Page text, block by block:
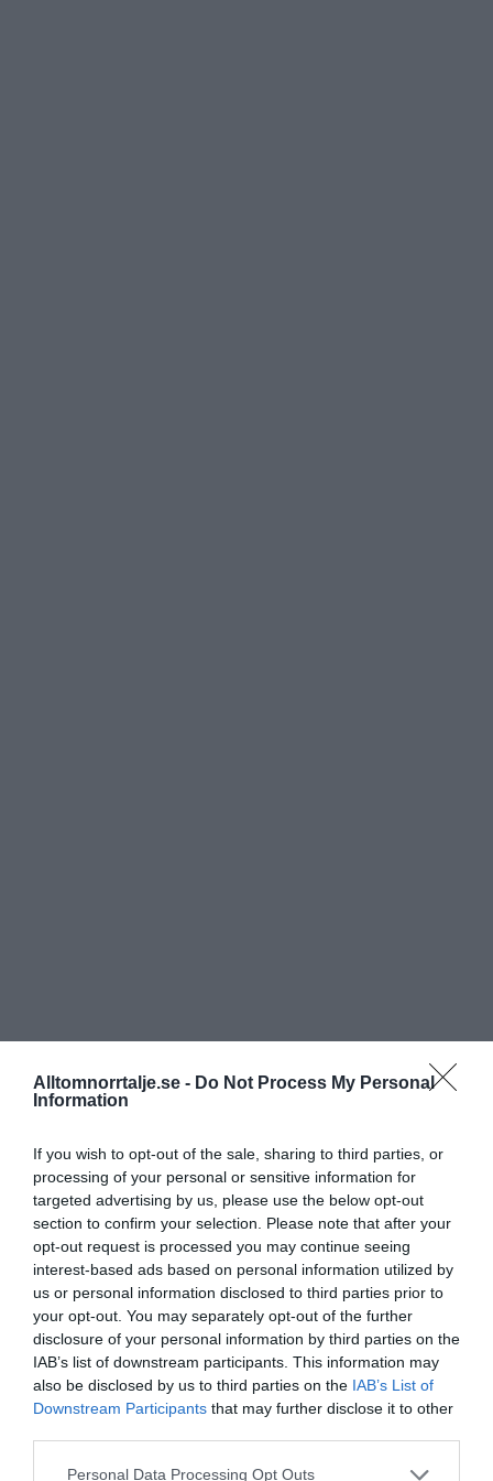
Alltomnorrtalje.se - Do Not Process My Personal
Information
If you wish to opt-out of the sale, sharing to third parties, or
processing of your personal or sensitive information for
targeted advertising by us, please use the below opt-out
section to confirm your selection. Please note that after your
opt-out request is processed you may continue seeing
interest-based ads based on personal information utilized by
us or personal information disclosed to third parties prior to
your opt-out. You may separately opt-out of the further
disclosure of your personal information by third parties on the
IAB’s list of downstream participants. This information may
also be disclosed by us to third parties on the IAB’s List of
Downstream Participants that may further disclose it to other
Personal Data Processing Opt Outs